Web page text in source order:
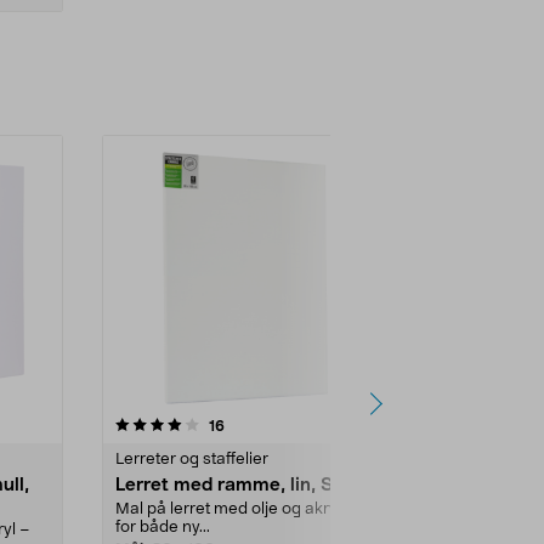
–
16anmeldelser
Lerreter og staffelier
Lerret med ramme, lin, Sang
Mal på lerret med olje og akryl –
for både ny...
4.5 av 5 stjerner